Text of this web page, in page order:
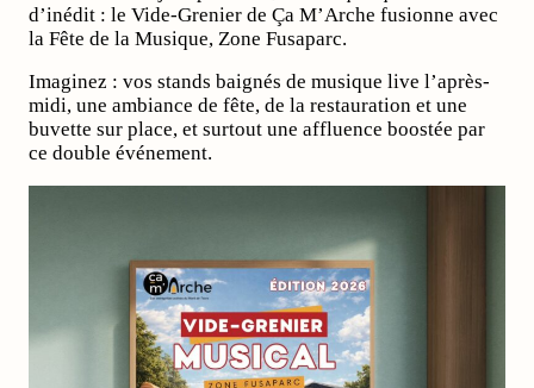
d’inédit : le Vide-Grenier de Ça M’Arche fusionne avec
la Fête de la Musique, Zone Fusaparc.
Imaginez : vos stands baignés de musique live l’après-
midi, une ambiance de fête, de la restauration et une
buvette sur place, et surtout une affluence boostée par
ce double événement.